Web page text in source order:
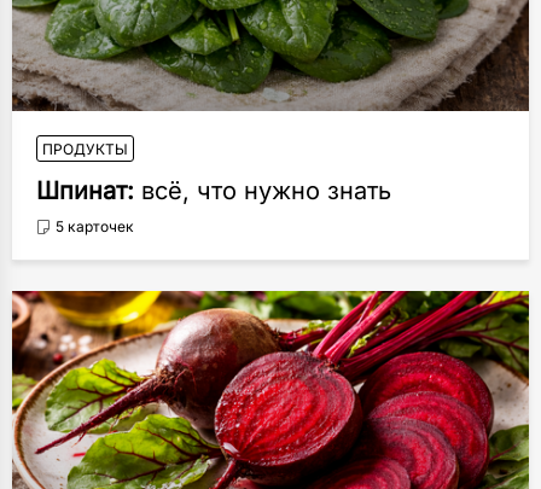
ПРОДУКТЫ
Шпинат: всё, что нужно знать
5 карточек